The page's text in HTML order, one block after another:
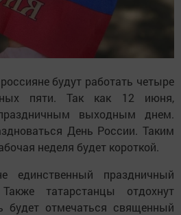
будут работать четыре
пяти. Так как 12 июня,
выходным днем.
День России. Таким
неделя будет короткой.
единственный праздничный
татарстанцы отдохнут
отмечаться священный